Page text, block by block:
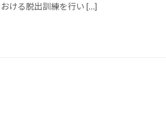
おける脱出訓練を行い […]